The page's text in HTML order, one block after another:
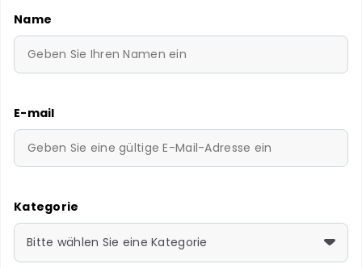
Name
E-mail
Kategorie
Bitte wählen Sie eine Kategorie